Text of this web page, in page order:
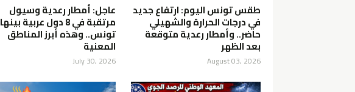
طقس تونس اليوم: ارتفاع جديد
في درجات الحرارة والشهيلي
حاضر.. وأمطار رعدية متوقعة
بعد الظهر
August 03, 2026
عاجل: أمطار رعدية وسيول
مرتقبة في 8 دول عربية بينها
تونس.. وهذه أبرز المناطق
المعنية
July 30, 2026